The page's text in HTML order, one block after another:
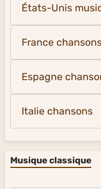
États-Unis
France
Espagne
Italie chansons
Musique classique